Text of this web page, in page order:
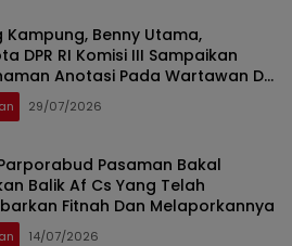
Kampung, Benny Utama,
DPR RI Komisi III Sampaikan
Anotasi Pada Wartawan Di
29/07/2026
Pasaman Bakal
Balik Af Cs Yang Telah
Fitnah Dan Melaporkannya
14/07/2026